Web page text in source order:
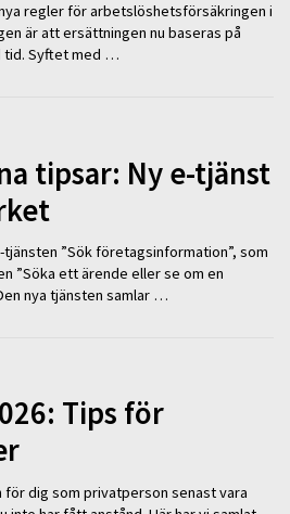
regler för arbetslöshetsförsäkringen i
är att ersättningen nu baseras på
tid. Syftet med …
tipsar: Ny e-tjänst
”Sök företagsinformation”, som
”Söka ett ärende eller se om en
nya tjänsten samlar …
Tips för
för dig som privatperson senast vara